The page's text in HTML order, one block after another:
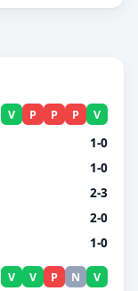
V P P P V
1-0
1-0
2-3
2-0
1-0
V V P N V